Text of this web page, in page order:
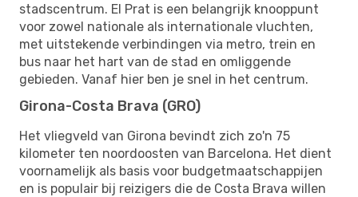
stadscentrum. El Prat is een belangrijk knooppunt
voor zowel nationale als internationale vluchten,
met uitstekende verbindingen via metro, trein en
bus naar het hart van de stad en omliggende
gebieden. Vanaf hier ben je snel in het centrum.
Girona-Costa Brava (GRO)
Het vliegveld van Girona bevindt zich zo'n 75
kilometer ten noordoosten van Barcelona. Het dient
voornamelijk als basis voor budgetmaatschappijen
en is populair bij reizigers die de Costa Brava willen